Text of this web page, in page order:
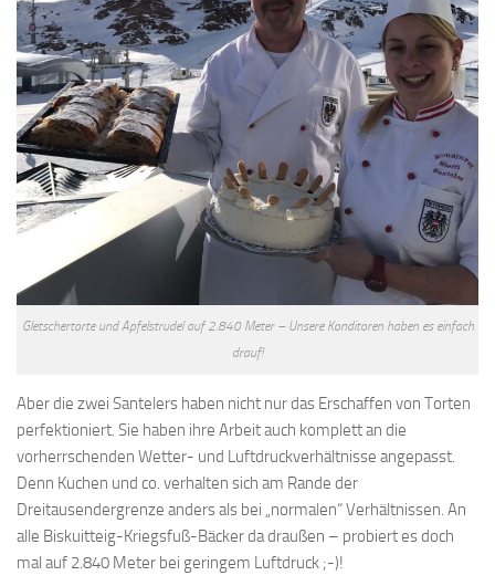
Gletschertorte und Apfelstrudel auf 2.840 Meter – Unsere Konditoren haben es einfach
drauf!
Aber die zwei Santelers haben nicht nur das Erschaffen von Torten
perfektioniert. Sie haben ihre Arbeit auch komplett an die
vorherrschenden Wetter- und Luftdruckverhältnisse angepasst.
Denn Kuchen und co. verhalten sich am Rande der
Dreitausendergrenze anders als bei „normalen“ Verhältnissen. An
alle Biskuitteig-Kriegsfuß-Bäcker da draußen – probiert es doch
mal auf 2.840 Meter bei geringem Luftdruck ;-)!